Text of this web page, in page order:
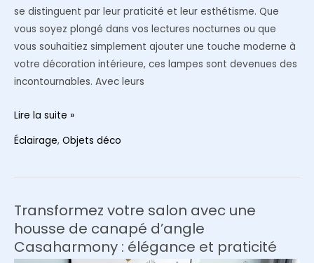
se distinguent par leur praticité et leur esthétisme. Que
vous soyez plongé dans vos lectures nocturnes ou que
vous souhaitiez simplement ajouter une touche moderne à
votre décoration intérieure, ces lampes sont devenues des
incontournables. Avec leurs
Lampe
tactile
fonctionnel
et
esthétique
pour
Lire la suite »
Éclairage, Objets déco
Transformez votre salon avec une
housse de canapé d’angle
Casaharmony : élégance et praticité